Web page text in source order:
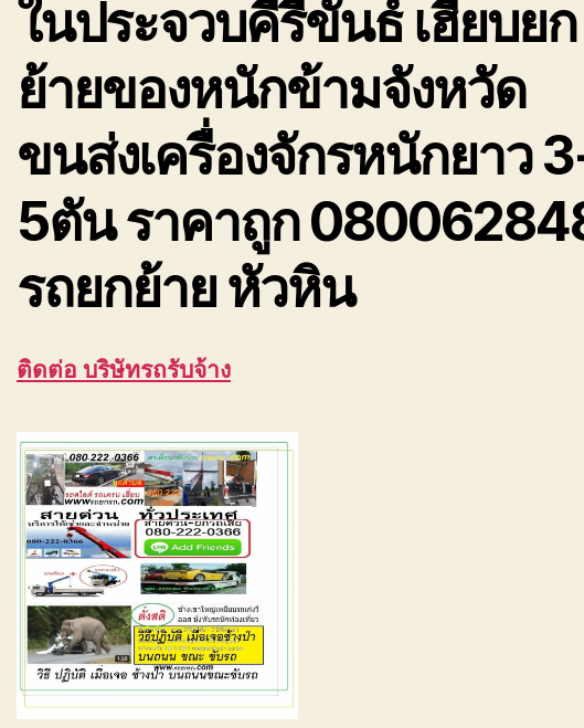
ในประจวบคีรีขันธ์ เฮี๊ยบยก
ย้ายของหนักข้ามจังหวัด
ขนส่งเครื่องจักรหนักยาว
5ตัน ราคาถูก
รถยกย้าย หัวหิน
ติดต่อ บริษัทรถรับจ้าง